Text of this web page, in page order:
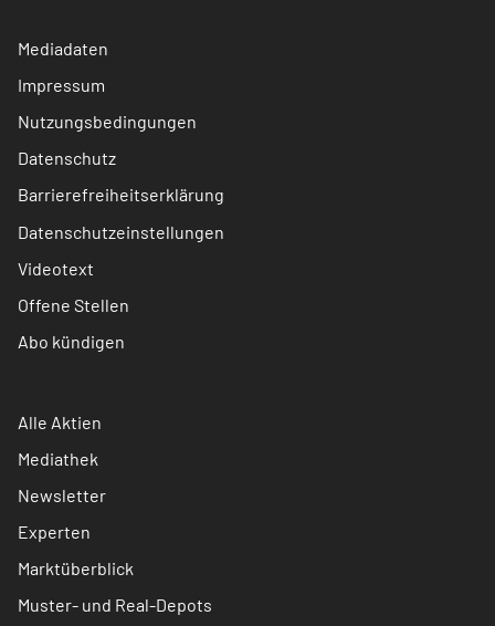
Mediadaten
Impressum
Nutzungsbedingungen
Datenschutz
Barrierefreiheitserklärung
Datenschutzeinstellungen
Videotext
Offene Stellen
Abo kündigen
Alle Aktien
Mediathek
Newsletter
Experten
Marktüberblick
Muster- und Real-Depots